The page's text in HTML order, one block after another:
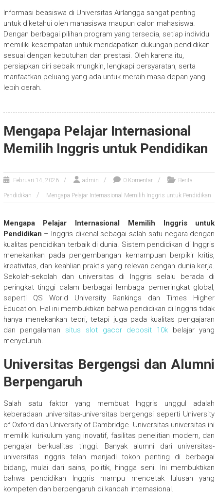
Informasi beasiswa di Universitas Airlangga sangat penting
untuk diketahui oleh mahasiswa maupun calon mahasiswa.
Dengan berbagai pilihan program yang tersedia, setiap individu
memiliki kesempatan untuk mendapatkan dukungan pendidikan
sesuai dengan kebutuhan dan prestasi. Oleh karena itu,
persiapkan diri sebaik mungkin, lengkapi persyaratan, serta
manfaatkan peluang yang ada untuk meraih masa depan yang
lebih cerah.
Mengapa Pelajar Internasional
Memilih Inggris untuk Pendidikan
Februari 14, 2026 admin 0 Komentar Berita
Pendidikan Mengapa Pelajar Internasional Memilih Inggris untuk Pendidikan
Mengapa Pelajar Internasional Memilih Inggris untuk
Pendidikan – Inggris dikenal sebagai salah satu negara dengan
kualitas pendidikan terbaik di dunia. Sistem pendidikan di Inggris
menekankan pada pengembangan kemampuan berpikir kritis,
kreativitas, dan keahlian praktis yang relevan dengan dunia kerja.
Sekolah-sekolah dan universitas di Inggris selalu berada di
peringkat tinggi dalam berbagai lembaga pemeringkat global,
seperti QS World University Rankings dan Times Higher
Education. Hal ini membuktikan bahwa pendidikan di Inggris tidak
hanya menekankan teori, tetapi juga pada kualitas pengajaran
dan pengalaman situs slot gacor deposit 10kbelajar yang
menyeluruh.
Universitas Bergengsi dan Alumni
Berpengaruh
Salah satu faktor yang membuat Inggris unggul adalah
keberadaan universitas-universitas bergengsi seperti University
of Oxford dan University of Cambridge. Universitas-universitas ini
memiliki kurikulum yang inovatif, fasilitas penelitian modern, dan
pengajar berkualitas tinggi. Banyak alumni dari universitas-
universitas Inggris telah menjadi tokoh penting di berbagai
bidang, mulai dari sains, politik, hingga seni. Ini membuktikan
bahwa pendidikan Inggris mampu mencetak lulusan yang
kompeten dan berpengaruh di kancah internasional.